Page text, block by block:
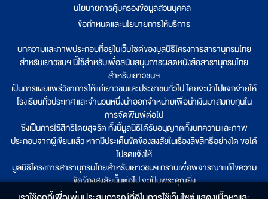
นโยบายการคุ้มครองข้อมูลส่วนบุคคล
ข้อกำหนดและนโยบายการให้บริการ
บทความและภาพประกอบที่อยู่ในเว็บไซต์ของมูลนิธิโครงการสารานุกรมไทย
สำหรับเยาวชนฯ นี้ใช้สำหรับเพื่อสนับสนุนการผลิตหนังสือสารานุกรมไทย
สำหรับเยาวชนฯ
เป็นการเผยแพร่วิชาการให้แก่เยาวชนและประชาชนทั่วไป โดยจะนำไปแจกจ่ายให้
โรงเรียนทั่วประเทศ และจำนวนหนึ่งนำออกจำหน่ายเพื่อนำเงินมาสมทบทุนใน
การจัดพิมพ์ต่อไป
ซึ่งเป็นการใช้สิทธิโดยสุจริต ทั้งนี้มูลนิธิได้รับอนุญาตทั้งบทความและภาพ
ประกอบจากผู้เขียนแล้ว หากมีประเด็นขัดข้องสงสัยในเรื่องลิขสิทธิ์อย่างใด ขอได้
โปรดแจ้งให้
มูลนิธิโครงการสารานุกรมไทยสำหรับเยาวชนฯ ทราบเพื่อพิจารณาแก้ไขความ
ขัดข้องสงสัยนั้นต่อไป จะเป็นพระคุณยิ่ง